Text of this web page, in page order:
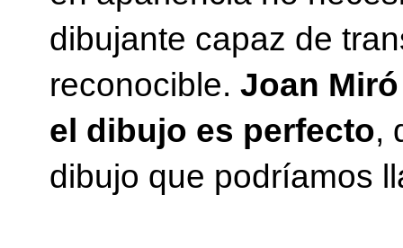
dibujante capaz de
reconocible. Joan
el dibujo es perfecto,
dibujo que podríamos